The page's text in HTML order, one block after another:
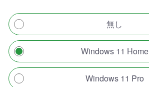
無し
Windows 11 Home
Windows 11 Pro